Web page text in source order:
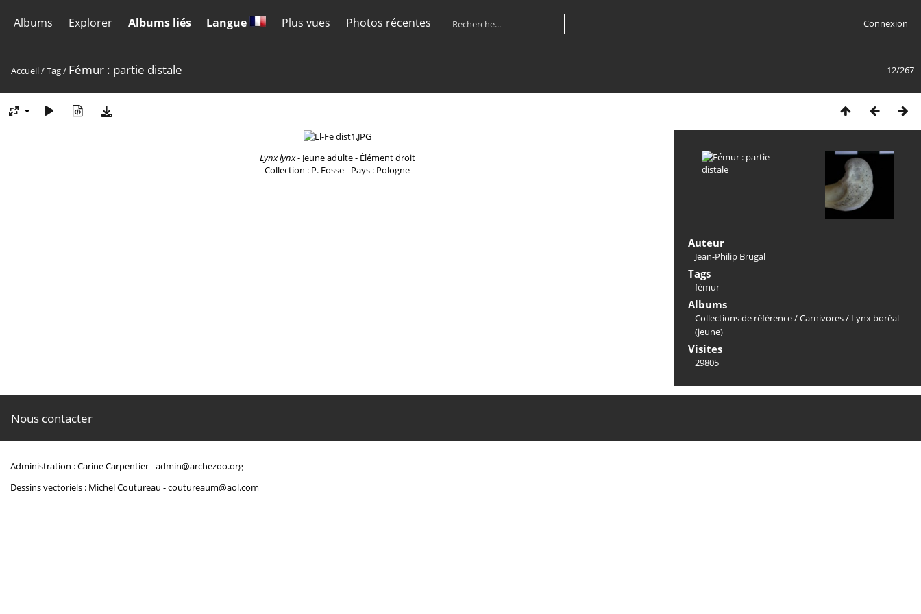
Albums Explorer Albums liés Langue Plus vues Photos récentes Connexion
12/267
Accueil/Tag/ Fémur : partie distale
Lynx lynx- Jeune adulte - Élément droit
Collection : P. Fosse - Pays : Pologne
Auteur
Jean-Philip Brugal
Tags
fémur
Albums
Collections de référence/Carnivores/ Lynx boréal
(jeune)
Visites
29805
Nous contacter
Administration : Carine Carpentier -admin@archezoo.org
Dessins vectoriels : Michel Coutureau -coutureaum@aol.com